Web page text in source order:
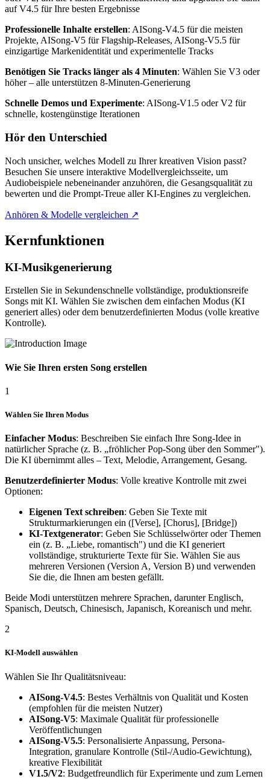
auf V4.5 für Ihre besten Ergebnisse
Professionelle Inhalte erstellen: AISong-V4.5 für die meisten
Projekte, AISong-V5 für Flagship-Releases, AISong-V5.5 für
einzigartige Markenidentität und experimentelle Tracks
Benötigen Sie Tracks länger als 4 Minuten: Wählen Sie V3 oder
höher – alle unterstützen 8-Minuten-Generierung
Schnelle Demos und Experimente: AISong-V1.5 oder V2 für
schnelle, kostengünstige Iterationen
Hör den Unterschied
Noch unsicher, welches Modell zu Ihrer kreativen Vision passt?
Besuchen Sie unsere interaktive Modellvergleichsseite, um
Audiobeispiele nebeneinander anzuhören, die Gesangsqualität zu
bewerten und die Prompt-Treue aller KI-Engines zu vergleichen.
Anhören & Modelle vergleichen ↗
Kernfunktionen
KI-Musikgenerierung
Erstellen Sie in Sekundenschnelle vollständige, produktionsreife
Songs mit KI. Wählen Sie zwischen dem einfachen Modus (KI
generiert alles) oder dem benutzerdefinierten Modus (volle kreative
Kontrolle).
Wie Sie Ihren ersten Song erstellen
1
Wählen Sie Ihren Modus
Einfacher Modus: Beschreiben Sie einfach Ihre Song-Idee in
natürlicher Sprache (z. B. „fröhlicher Pop-Song über den Sommer").
Die KI übernimmt alles – Text, Melodie, Arrangement, Gesang.
Benutzerdefinierter Modus: Volle kreative Kontrolle mit zwei
Optionen:
Eigenen Text schreiben: Geben Sie Texte mit
Strukturmarkierungen ein ([Verse], [Chorus], [Bridge])
KI-Textgenerator: Geben Sie Schlüsselwörter oder Themen
ein (z. B. „Liebe, romantisch") und die KI generiert
vollständige, strukturierte Texte für Sie. Wählen Sie aus
mehreren Versionen (Version A, Version B) und verwenden
Sie die, die Ihnen am besten gefällt.
Beide Modi unterstützen mehrere Sprachen, darunter Englisch,
Spanisch, Deutsch, Chinesisch, Japanisch, Koreanisch und mehr.
2
KI-Modell auswählen
Wählen Sie Ihr Qualitätsniveau:
AISong-V4.5: Bestes Verhältnis von Qualität und Kosten
(empfohlen für die meisten Nutzer)
AISong-V5: Maximale Qualität für professionelle
Veröffentlichungen
AISong-V5.5: Personalisierte Anpassung, Persona-
Integration, granulare Kontrolle (Stil-/Audio-Gewichtung),
kreative Flexibilität
V1.5/V2: Budgetfreundlich für Experimente und zum Lernen